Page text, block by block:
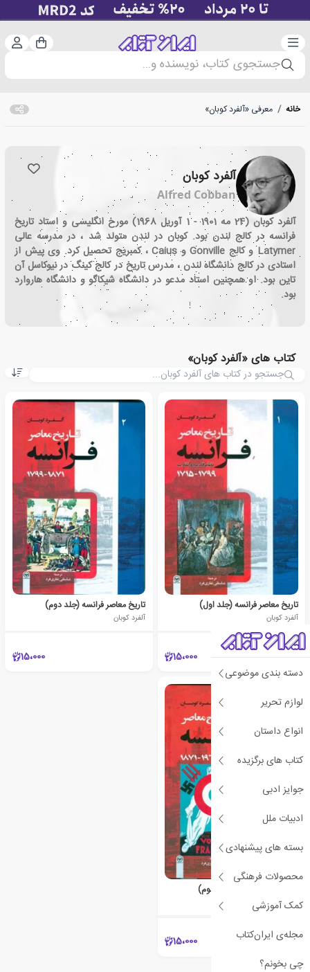
دسته‌بندی سبد
جستجوی کتاب، نویسنده و...
دسته بندی موضوعی
لوازم تحریر
انواع داستان
کتاب های برگزیده
جوایز ادبی
ادبیات ملل
بسته های پیشنهادی
محصولات فرهنگی
کمک آموزشی
مجله‌ی ایران‌کتاب
چی بخونم؟
خانه / معرفی «آلفرد کوبان»
آلفرد کوبان
Alfred Cobban
آلفرد کوبان (24 مه 1901 - 1 آوریل 1968) مورخ انگلیسی و استاد تاریخ
فرانسه در کالج لندن بود. کوبان در لندن متولد شد ، در مدرسه عالی
Latymer و کالج Gonville و Caius ، کمبریج تحصیل کرد. وی پیش از
استادی در کالج دانشگاه لندن ، مدرس تاریخ در کالج کینگ در نیوکاسل آن
تاین بود. او همچنین استاد مدعو در دانشگاه شیکاگو و دانشگاه هاروارد
بود.
کتاب های «آلفرد کوبان»
تاریخ معاصر فرانسه (جلد اول)
آلفرد کوبان
15،000
تاریخ معاصر فرانسه (جلد دوم)
آلفرد کوبان
15،000
تاریخ معاصر فرانسه(جلد سوم)
آلفرد کوبان
15،000